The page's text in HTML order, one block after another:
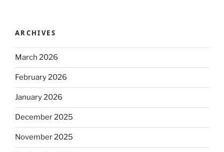
ARCHIVES
March 2026
February 2026
January 2026
December 2025
November 2025